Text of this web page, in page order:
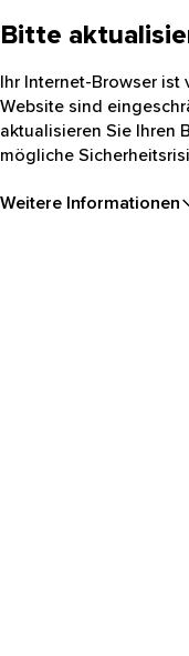
Bitte
Ihr Internet-Browser ist
Website sind
aktualisieren Sie Ihren
mögliche
Weitere Informationen